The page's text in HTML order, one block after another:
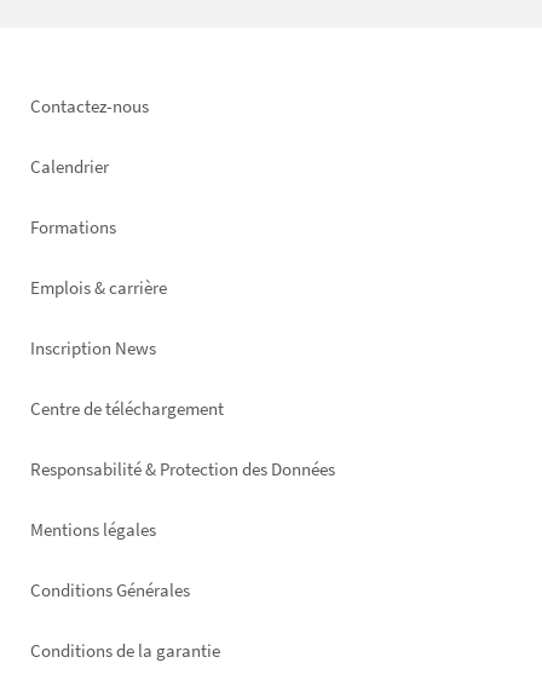
Footer
Contactez-nous
Calendrier
Formations
Emplois & carrière
Inscription News
Footer
Centre de téléchargement
Responsabilité & Protection des Données
Mentions légales
Conditions Générales
Conditions de la garantie